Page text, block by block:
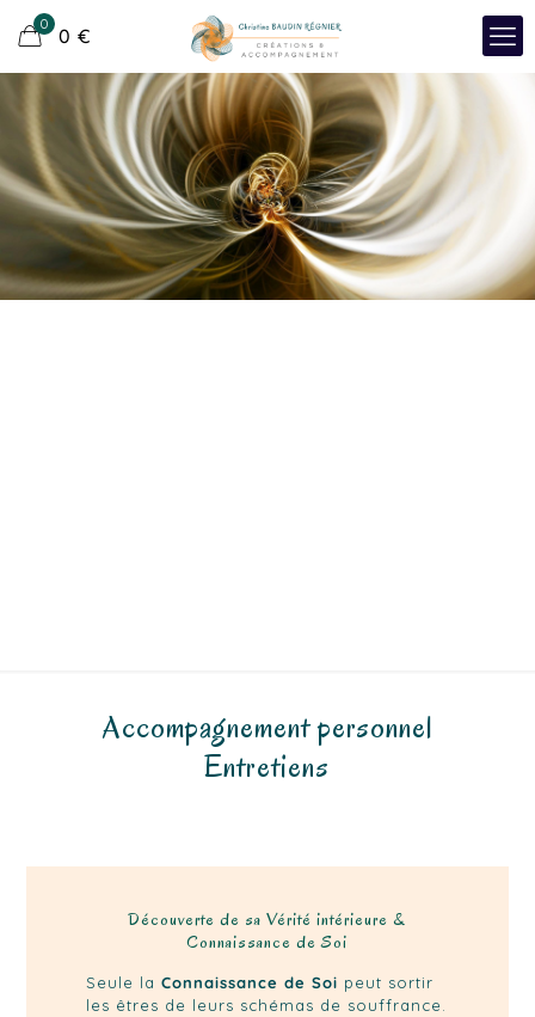
0 0 €
Accompagnement personnel
Entretiens
Découverte de sa Vérité intérieure &
Connaissance de Soi
Seule la Connaissance de Soi peut sortir
les êtres de leurs schémas de souffrance.